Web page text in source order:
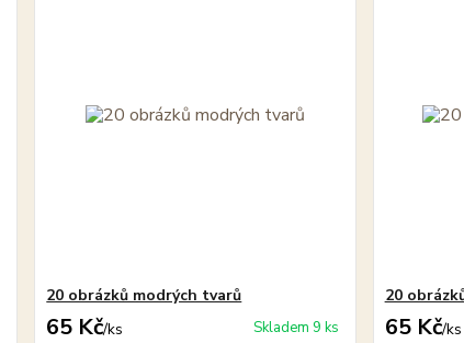
20 obrázků modrých tvarů
65 Kč/ks Skladem 9 ks
20
65 Kč/ks